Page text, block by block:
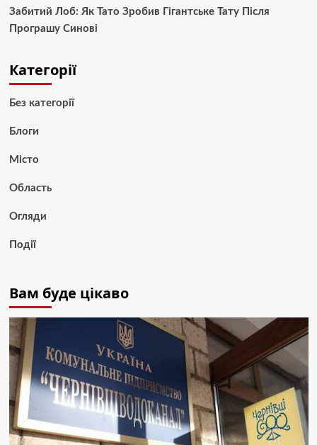
Забитий Лоб: Як Тато Зробив Гігантське Тату Після
Програшу Синові
Категорії
Без категорії
Блоги
Місто
Область
Огляди
Події
Вам буде цікаво